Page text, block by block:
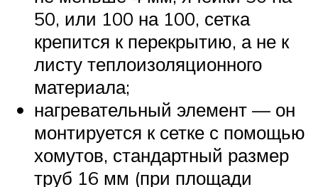
50, или 100 на 100, сетка
крепится к перекрытию, а не к
листу теплоизоляционного
материала;
нагревательный элемент — он
монтируется к сетке с помощью
хомутов, стандартный размер
труб 16 мм (при площади